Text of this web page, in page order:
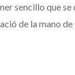
sencillo que se
de la mano de